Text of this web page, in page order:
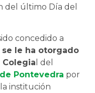
del último Día del
concedido a
se le ha otorgado
Colegia l del
Pontevedra por
institución